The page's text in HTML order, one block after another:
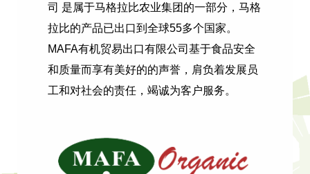
司 是属于马格拉比农业集团的一部分，马格
拉比的产品已出口到全球55多个国家。
MAFA有机贸易出口有限公司基于食品安全
和质量而享有美好的的声誉，肩负着发展员
工和对社会的责任，竭诚为客户服务。